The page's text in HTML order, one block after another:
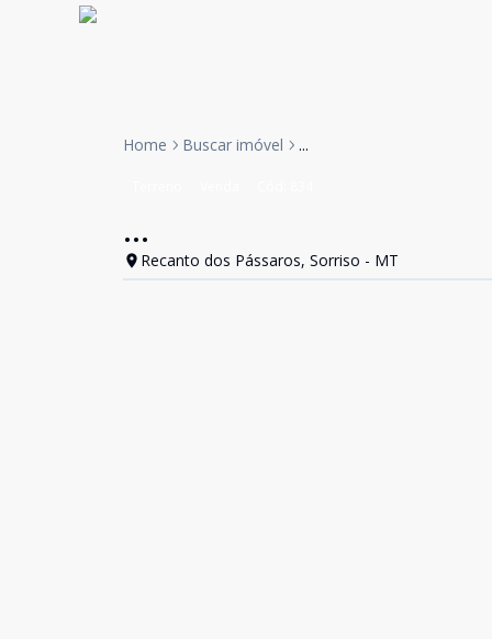
Home Buscar imóvel ...
...
Recanto dos Pássaros, Sorriso - MT